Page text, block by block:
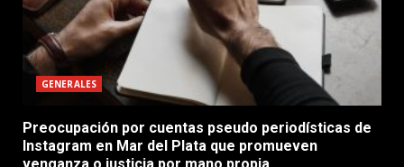
GENERALES
Preocupación por cuentas pseudo periodísticas de
Instagram en Mar del Plata que promueven